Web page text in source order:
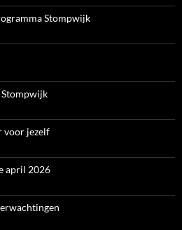
Stompwijk
Stompwijk
voor jezelf
april 2026